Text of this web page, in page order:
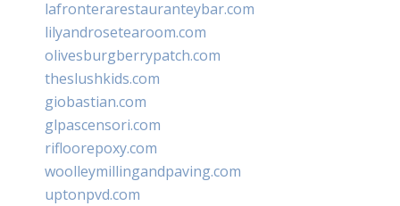
lafronterarestauranteybar.com
lilyandrosetearoom.com
olivesburgberrypatch.com
theslushkids.com
giobastian.com
glpascensori.com
rifloorepoxy.com
woolleymillingandpaving.com
uptonpvd.com